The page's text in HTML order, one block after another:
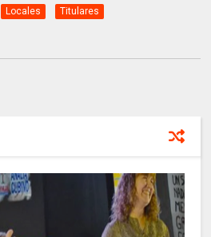
Locales Titulares